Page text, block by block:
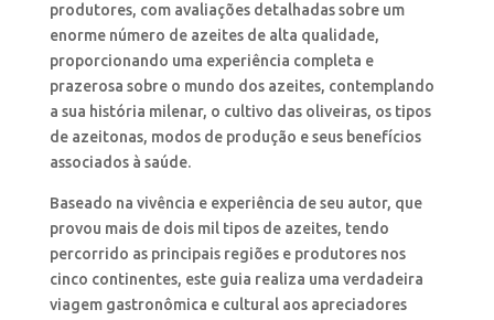
produtores, com avaliações detalhadas sobre um
enorme número de azeites de alta qualidade,
proporcionando uma experiência completa e
prazerosa sobre o mundo dos azeites, contemplando
a sua história milenar, o cultivo das oliveiras, os tipos
de azeitonas, modos de produção e seus benefícios
associados à saúde.
Baseado na vivência e experiência de seu autor, que
provou mais de dois mil tipos de azeites, tendo
percorrido as principais regiões e produtores nos
cinco continentes, este guia realiza uma verdadeira
viagem gastronômica e cultural aos apreciadores